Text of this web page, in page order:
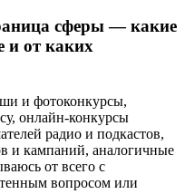
сферы — какие
и от каких
и фотоконкурсы,
онлайн-конкурсы
радио и подкастов,
и кампаний, аналогичные
от всего с
вопросом или